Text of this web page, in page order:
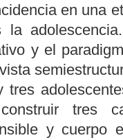
en una
y el
tres
tres
y cuerpo